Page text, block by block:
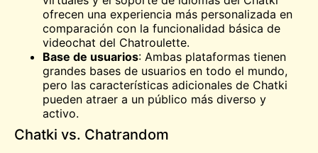
ofrecen una experiencia más personalizada en
comparación con la funcionalidad básica de
videochat del Chatroulette.
Base de usuarios: Ambas plataformas tienen
grandes bases de usuarios en todo el mundo,
pero las características adicionales de Chatki
pueden atraer a un público más diverso y
activo.
Chatki vs. Chatrandom